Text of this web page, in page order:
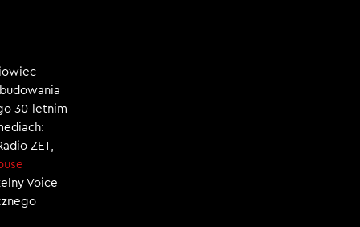
30-letnim
ZET,
Voice